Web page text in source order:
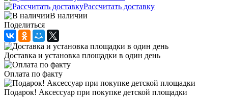
Рассчитать доставку
В наличии
Поделиться
Доставка и установка площадки в один день
Оплата по факту
Подарок! Аксессуар при покупке детской площадки